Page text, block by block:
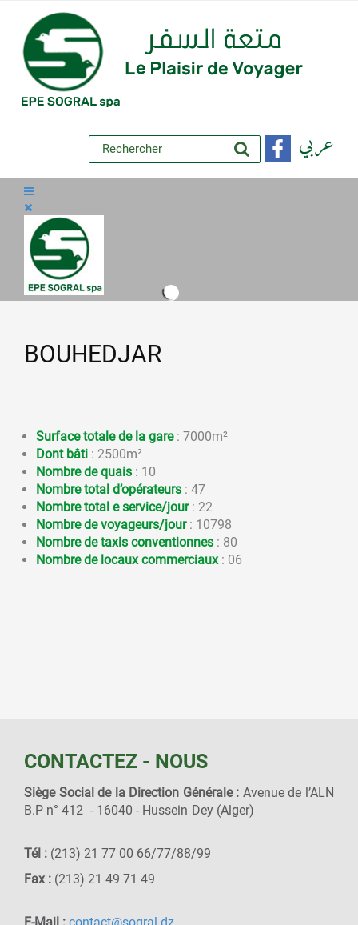
عربي
BOUHEDJAR
Surface totale de la gare: 7000m²
Dont bâti : 2500m²
Nombre de quais : 10
Nombre total d’opérateurs : 47
Nombre total e service/jour: 22
Nombre de voyageurs/jour : 10798
Nombre de taxis conventionnes : 80
Nombre de locaux commerciaux : 06
CONTACTEZ - NOUS
Siège Social de la Direction Générale : Avenue de l’ALN
B.P n° 412 - 16040 - Hussein Dey (Alger)
Tél : (213) 21 77 00 66/77/88/99
Fax : (213) 21 49 71 49